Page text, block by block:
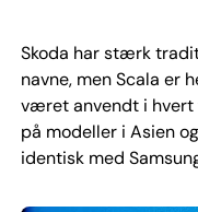
Skoda har stærk
navne, men Scala er
været anvendt i hvert
på modeller i Asien
identisk med